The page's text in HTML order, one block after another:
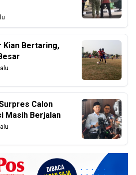
Kian Bertaring,
Calon
Masih Berjalan